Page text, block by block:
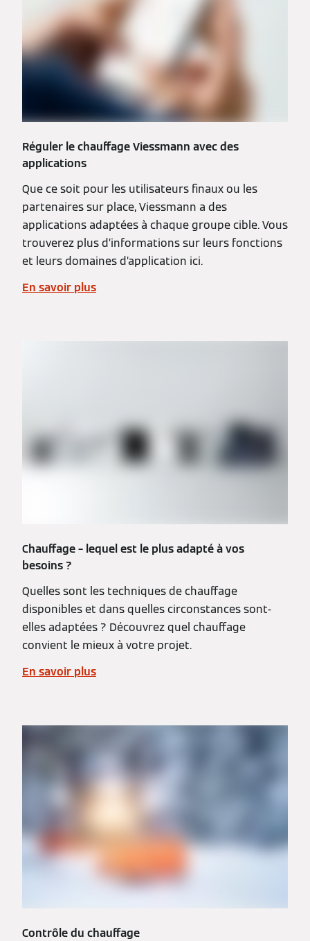
Réguler le chauffage Viessmann avec des
applications
Que ce soit pour les utilisateurs finaux ou les
partenaires sur place, Viessmann a des
applications adaptées à chaque groupe cible. Vous
trouverez plus d’informations sur leurs fonctions
et leurs domaines d’application ici.
En savoir plus
Chauffage – lequel est le plus adapté à vos
besoins ?
Quelles sont les techniques de chauffage
disponibles et dans quelles circonstances sont-
elles adaptées ? Découvrez quel chauffage
convient le mieux à votre projet.
En savoir plus
Contrôle du chauffage